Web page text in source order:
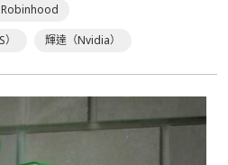
Robinhood
輝達（Nvidia）